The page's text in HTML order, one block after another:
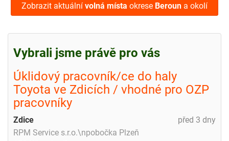
Zobrazit aktuální volná místa okrese Beroun a okolí
Vybrali jsme právě pro vás
Úklidový pracovník/ce do haly
Toyota ve Zdicích / vhodné pro OZP
pracovníky
před 3 dny
Zdice
RPM Service s.r.o.\npobočka Plzeň